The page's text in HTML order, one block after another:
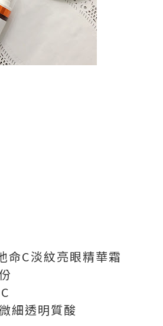
C淡紋亮眼精華霜
細透明質酸